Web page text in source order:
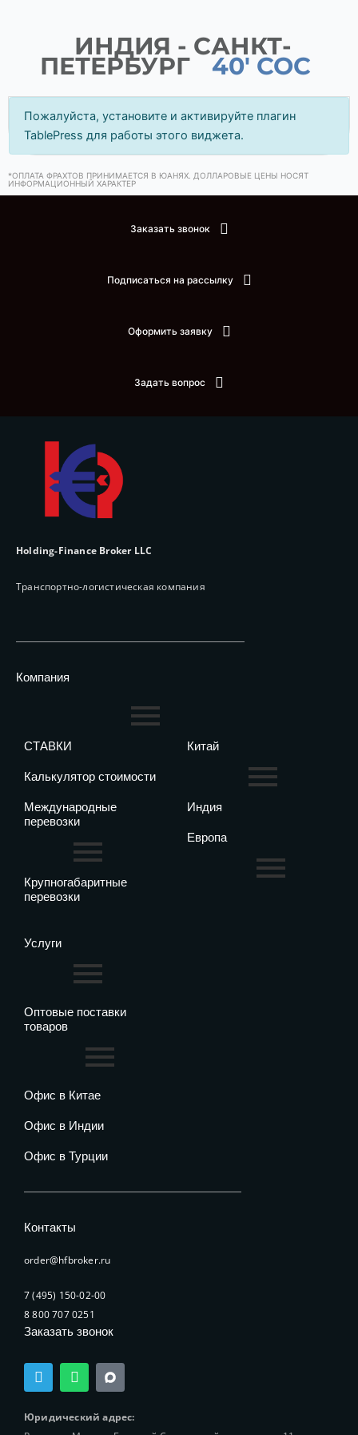
ИНДИЯ - САНКТ-
ПЕТЕРБУРГ 40' COC
Пожалуйста, установите и активируйте плагин
TablePress для работы этого виджета.
*ОПЛАТА ФРАХТОВ ПРИНИМАЕТСЯ В ЮАНЯХ. ДОЛЛАРОВЫЕ ЦЕНЫ НОСЯТ
ИНФОРМАЦИОННЫЙ ХАРАКТЕР
Заказать звонок
Подписаться на рассылку
Оформить заявку
Задать вопрос
Holding-Finance Broker LLC
Транспортно-логистическая компания
Компания
СТАВКИ
Калькулятор стоимости
Международные
перевозки
Крупногабаритные
перевозки
Китай
Индия
Европа
Услуги
Оптовые поставки
товаров
Офис в Китае
Офис в Индии
Офис в Турции
Контакты
order@hfbroker.ru
7 (495) 150-02-00
8 800 707 0251
Заказать звонок
T
e
e
W
h
t
Юридический адрес: